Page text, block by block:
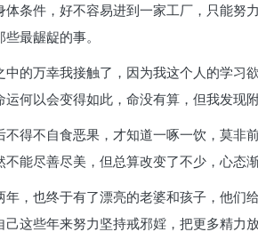
条件，好不容易进到一家工厂，只能努
最龌龊的事。
的万幸我接触了，因为我这个人的学习
何以会变得如此，命没有算，但我发现
得不自食恶果，才知道一啄一饮，莫非
能尽善尽美，但总算改变了不少，心态渐
，也终于有了漂亮的老婆和孩子，他们
这些年来努力坚持戒邪婬，把更多精力